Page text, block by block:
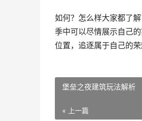
如何？怎么样大家都了
季中可以尽情展示自己
位置，追逐属于自己的荣
堡垒之夜建筑玩法解析
« 上一篇